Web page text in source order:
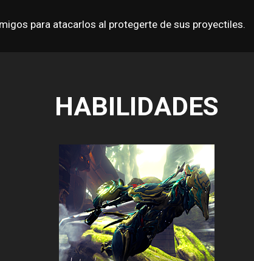
para atacarlos al protegerte de sus proyectiles.
HABILIDADES